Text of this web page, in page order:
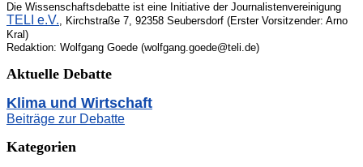
Die Wissenschaftsdebatte ist eine Initiative der Journalistenvereinigung
TELI e.V., Kirchstraße 7, 92358 Seubersdorf (Erster Vorsitzender: Arno
Kral)
Redaktion: Wolfgang Goede (wolfgang.goede@teli.de)
Aktuelle Debatte
Klima und Wirtschaft
Beiträge zur Debatte
Kategorien